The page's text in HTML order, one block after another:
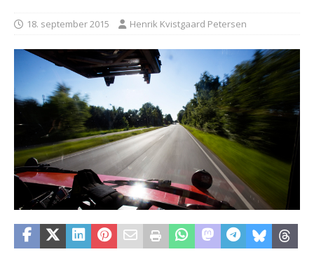
18. september 2015 Henrik Kvistgaard Petersen